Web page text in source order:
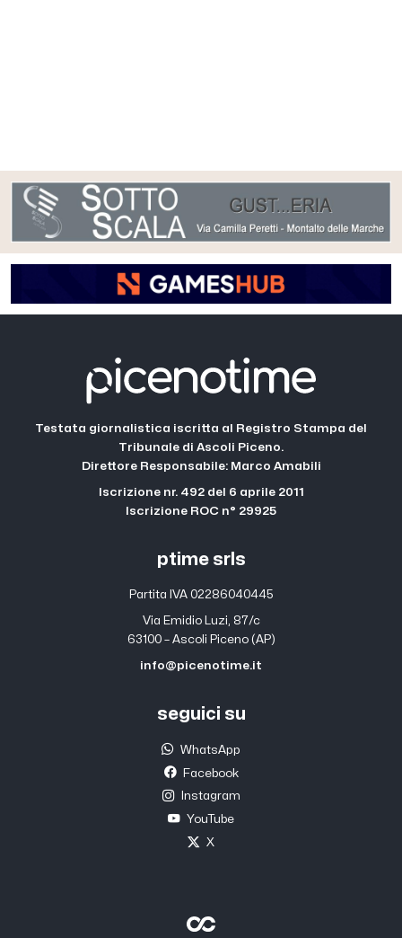
Testata giornalistica iscritta al Registro Stampa del
Tribunale di Ascoli Piceno.
Direttore Responsabile: Marco Amabili
Iscrizione nr. 492 del 6 aprile 2011
Iscrizione ROC n° 29925
ptime srls
Partita IVA 02286040445
Via Emidio Luzi, 87/c
63100 – Ascoli Piceno (AP)
info@picenotime.it
seguici su
WhatsApp
Facebook
Instagram
YouTube
X